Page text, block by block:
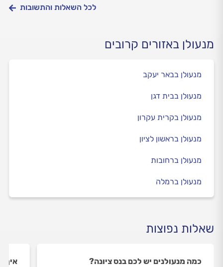
לכל השאלות והתשובות
מנעולן באזורים קרובים
מנעולן בבאר יעקב
מנעולן בבית דגן
מנעולן בקרית עקרון
מנעולן בראשון לציון
מנעולן ברחובות
מנעולן ברמלה
שאלות נפוצות
כמה מנעולנים יש לכם בנס ציונה?
איך